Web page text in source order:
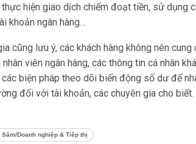
hiện giao dịch chiếm đoạt tiền, sử dụng
khoản ngân hàng…
cũng lưu ý, các khách hàng không nên
viên ngân hàng, các thông tin cá nhân
biện pháp theo dõi biến động số dư để
đối với tài khoản, các chuyên gia cho biết.
Sâm/Doanh nghiệp & Tiếp thị